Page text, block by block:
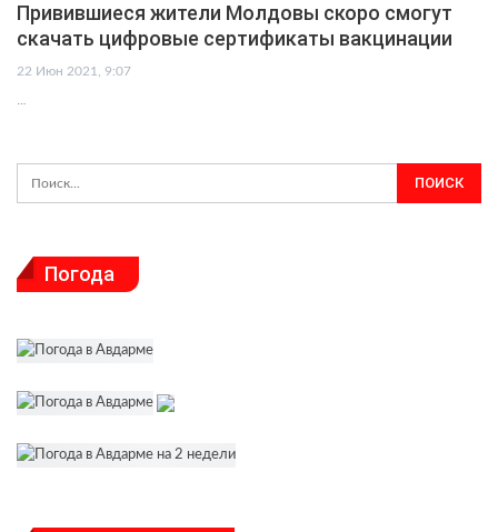
Привившиеся жители Молдовы скоро смогут
скачать цифровые сертификаты вакцинации
22 Июн 2021, 9:07
…
Погода